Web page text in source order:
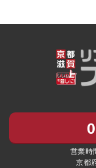
営業時
京都